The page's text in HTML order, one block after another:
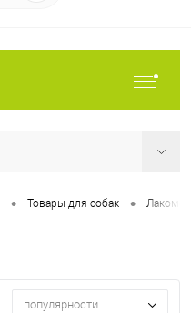
• Товары для собак •
популярности